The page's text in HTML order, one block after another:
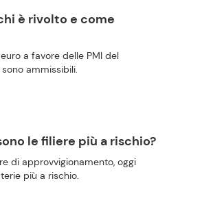
è rivolto e come
a favore delle PMI del
ammissibili.
le filiere più a rischio?
di approvvigionamento, oggi
più a rischio.